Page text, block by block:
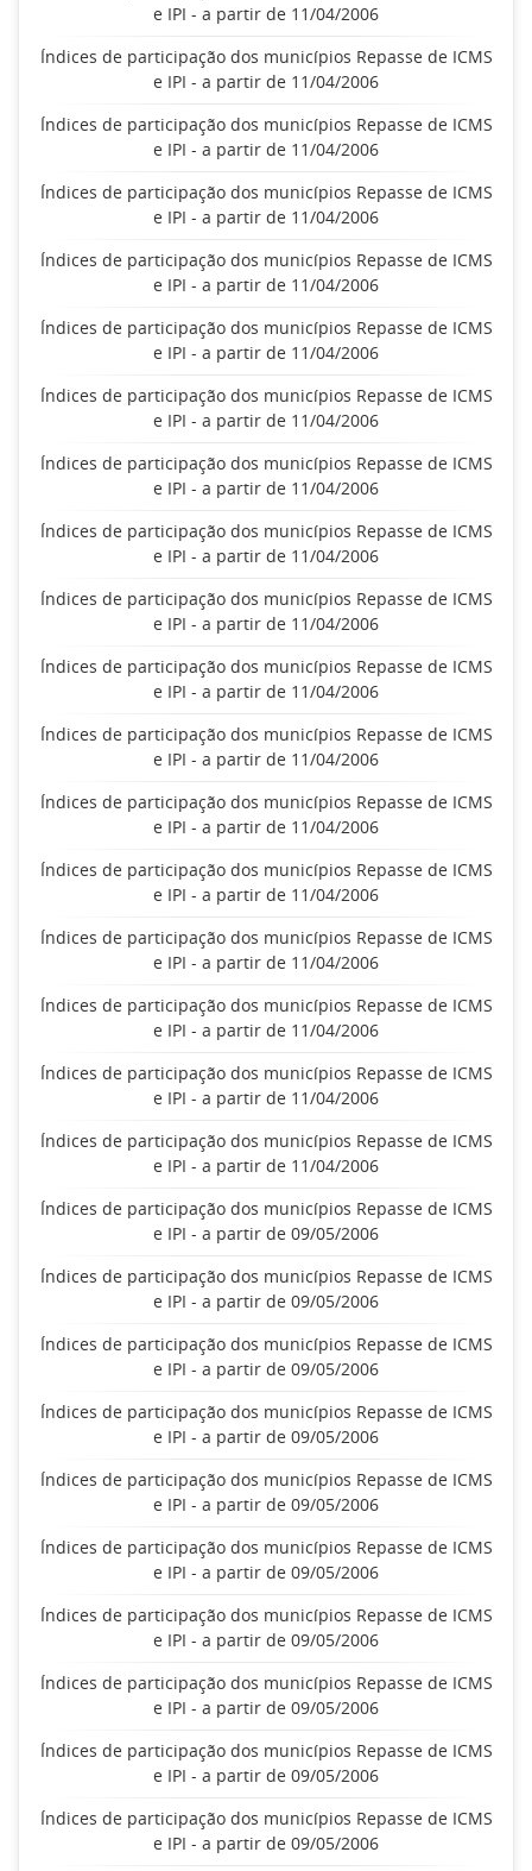
e IPI - a partir de 11/04/2006
Índices de participação dos municípios Repasse de ICMS
e IPI - a partir de 11/04/2006
Índices de participação dos municípios Repasse de ICMS
e IPI - a partir de 11/04/2006
Índices de participação dos municípios Repasse de ICMS
e IPI - a partir de 11/04/2006
Índices de participação dos municípios Repasse de ICMS
e IPI - a partir de 11/04/2006
Índices de participação dos municípios Repasse de ICMS
e IPI - a partir de 11/04/2006
Índices de participação dos municípios Repasse de ICMS
e IPI - a partir de 11/04/2006
Índices de participação dos municípios Repasse de ICMS
e IPI - a partir de 11/04/2006
Índices de participação dos municípios Repasse de ICMS
e IPI - a partir de 11/04/2006
Índices de participação dos municípios Repasse de ICMS
e IPI - a partir de 11/04/2006
Índices de participação dos municípios Repasse de ICMS
e IPI - a partir de 11/04/2006
Índices de participação dos municípios Repasse de ICMS
e IPI - a partir de 11/04/2006
Índices de participação dos municípios Repasse de ICMS
e IPI - a partir de 11/04/2006
Índices de participação dos municípios Repasse de ICMS
e IPI - a partir de 11/04/2006
Índices de participação dos municípios Repasse de ICMS
e IPI - a partir de 11/04/2006
Índices de participação dos municípios Repasse de ICMS
e IPI - a partir de 11/04/2006
Índices de participação dos municípios Repasse de ICMS
e IPI - a partir de 11/04/2006
Índices de participação dos municípios Repasse de ICMS
e IPI - a partir de 11/04/2006
Índices de participação dos municípios Repasse de ICMS
e IPI - a partir de 09/05/2006
Índices de participação dos municípios Repasse de ICMS
e IPI - a partir de 09/05/2006
Índices de participação dos municípios Repasse de ICMS
e IPI - a partir de 09/05/2006
Índices de participação dos municípios Repasse de ICMS
e IPI - a partir de 09/05/2006
Índices de participação dos municípios Repasse de ICMS
e IPI - a partir de 09/05/2006
Índices de participação dos municípios Repasse de ICMS
e IPI - a partir de 09/05/2006
Índices de participação dos municípios Repasse de ICMS
e IPI - a partir de 09/05/2006
Índices de participação dos municípios Repasse de ICMS
e IPI - a partir de 09/05/2006
Índices de participação dos municípios Repasse de ICMS
e IPI - a partir de 09/05/2006
Índices de participação dos municípios Repasse de ICMS
e IPI - a partir de 09/05/2006